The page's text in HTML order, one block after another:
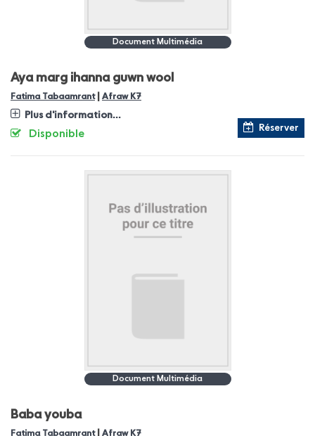
Document Multimédia
Aya marg ihanna guwn wool
Fatima Tabaamrant Afraw K7
Plus d'information...
Réserver
Disponible
Document Multimédia
Baba youba
Fatima Tabaamrant Afraw K7